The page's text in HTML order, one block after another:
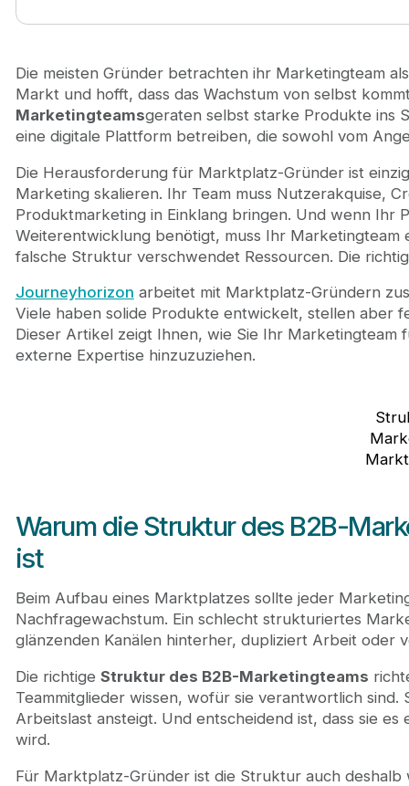
Warum die Struktur des B2B-Marketingteams für
Aufbau Ihrer B2B-Marketingteamstruktur in jeder
Die Rolle der Entwicklung in Ihrer
Häufige Fehler in der Struktur von B2B-
Wann man Auslagern vs. Inhouse aufbauen
Die für Sie passende Entscheidung treffen
Häufig gestellte Fragen zur B2B-Marketing-
Wie viele Mitarbeiter brauche ich in meinem
Sollten mein Marketingteam und mein
Was, wenn ich mir meine ideale Teamstruktur
Die meisten Gründer betrachten ihr Marketingteam
Markt und hofft, dass das Wachstum von selbst
Marketingteamsgeraten selbst starke Produkte ins
eine digitale Plattform betreiben, die sowohl vom
Die Herausforderung für Marktplatz-Gründer ist
Marketing skalieren. Ihr Team muss Nutzerakquise,
Produktmarketing in Einklang bringen. Und wenn Ihr
Weiterentwicklung benötigt, muss Ihr Marketingteam
falsche Struktur verschwendet Ressourcen. Die
Journeyhorizon arbeitet mit Marktplatz-Gründern
Viele haben solide Produkte entwickelt, stellen aber
Dieser Artikel zeigt Ihnen, wie Sie Ihr
externe Expertise hinzuzuziehen.
Warum die Struktur des B2B-
ist
Beim Aufbau eines Marktplatzes sollte jeder
Nachfragewachstum. Ein schlecht strukturiertes
glänzenden Kanälen hinterher, dupliziert Arbeit oder
Die richtige Struktur des B2B-Marketingteams
Teammitglieder wissen, wofür sie verantwortlich
Arbeitslast ansteigt. Und entscheidend ist, dass sie
wird.
Für Marktplatz-Gründer ist die Struktur auch